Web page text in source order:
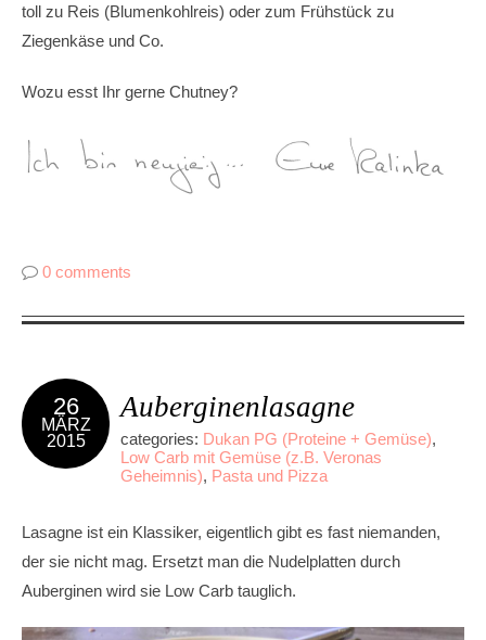
toll zu Reis (Blumenkohlreis) oder zum Frühstück zu
Ziegenkäse und Co.
Wozu esst Ihr gerne Chutney?
0 comments
26
MÄRZ
2015
Auberginenlasagne
categories: Dukan PG (Proteine + Gemüse),
Low Carb mit Gemüse (z.B. Veronas
Geheimnis), Pasta und Pizza
Lasagne ist ein Klassiker, eigentlich gibt es fast niemanden,
der sie nicht mag. Ersetzt man die Nudelplatten durch
Auberginen wird sie Low Carb tauglich.